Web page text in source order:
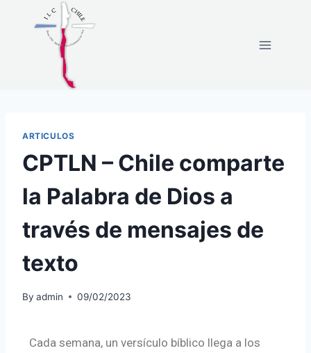
ARTICULOS
CPTLN – Chile comparte
la Palabra de Dios a
través de mensajes de
texto
By admin 09/02/2023
Cada semana, un versículo bíblico llega a los